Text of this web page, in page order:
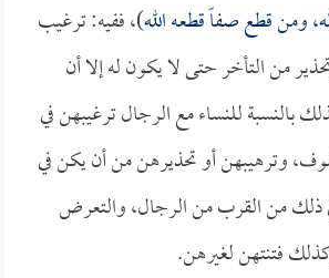
ومن قطع صفاً قطعه الله)، ففيه: ترغيب
من التأخر حتى لا يكون له إلا أن
بالنسبة للنساء مع الرجال ترغيبهن في
وترهيبهن أو تحذيرهن من أن يكن في
ذلك من القرب من الرجال، والتعرض
فتنتهن لغيرهن.